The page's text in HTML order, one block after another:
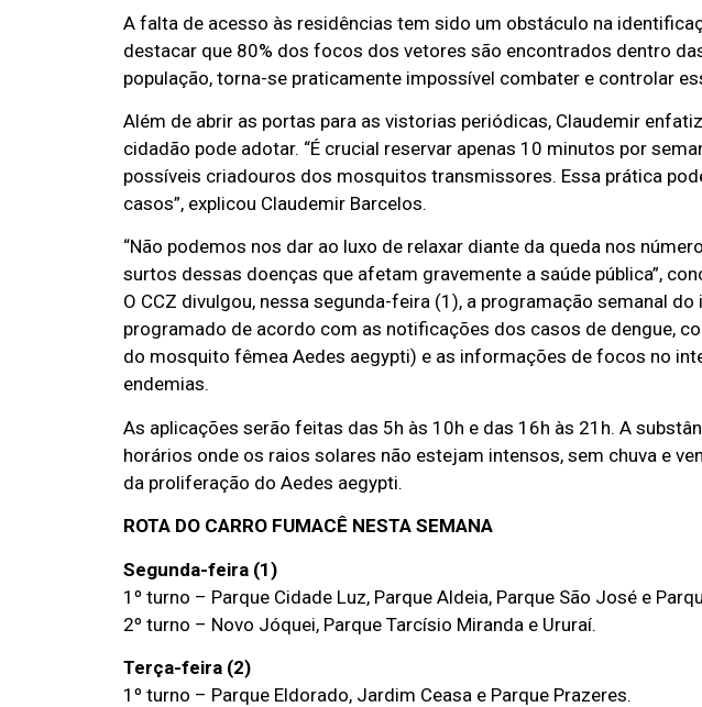
A falta de acesso às residências tem sido um obstáculo na
destacar que 80% dos focos dos vetores são encontrados dentro
população, torna-se praticamente impossível combater e controlar
Além de abrir as portas para as vistorias periódicas, Claudemir
cidadão pode adotar. “É crucial reservar apenas 10 minutos por
possíveis criadouros dos mosquitos transmissores. Essa prática
casos”, explicou Claudemir Barcelos.
“Não podemos nos dar ao luxo de relaxar diante da queda nos
surtos dessas doenças que afetam gravemente a saúde pública”,
O CCZ divulgou, nessa segunda-feira (1), a programação semanal
programado de acordo com as notificações dos casos de dengue,
do mosquito fêmea Aedes aegypti) e as informações de focos no
endemias.
As aplicações serão feitas das 5h às 10h e das 16h às 21h. A
horários onde os raios solares não estejam intensos, sem chuva e
da proliferação do Aedes aegypti.
ROTA DO CARRO FUMACÊ NESTA SEMANA
Segunda-feira (1)
1º turno – Parque Cidade Luz, Parque Aldeia, Parque São José e
2º turno – Novo Jóquei, Parque Tarcísio Miranda e Ururaí.
Terça-feira (2)
1º turno – Parque Eldorado, Jardim Ceasa e Parque Prazeres.